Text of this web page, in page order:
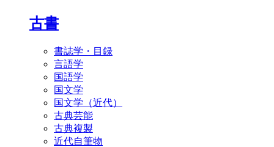
古書
書誌学・目録
言語学
国語学
国文学
国文学（近代）
古典芸能
古典複製
近代自筆物